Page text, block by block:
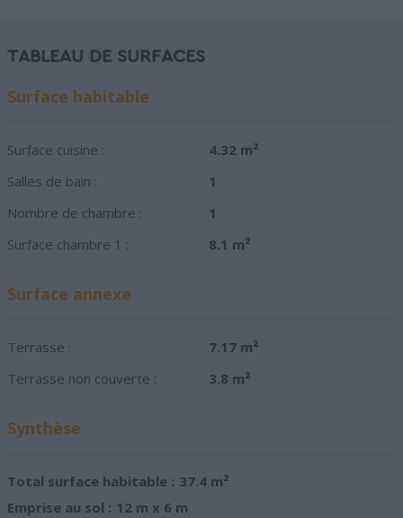
TABLEAU DE SURFACES
Surface habitable
Surface cuisine :
4.32 m²
Salles de bain :
1
Nombre de chambre :
1
Surface chambre 1 :
8.1 m²
Surface annexe
Terrasse :
7.17 m²
Terrasse non couverte :
3.8 m²
Synthèse
Total surface habitable : 37.4 m²
Emprise au sol : 12 m x 6 m